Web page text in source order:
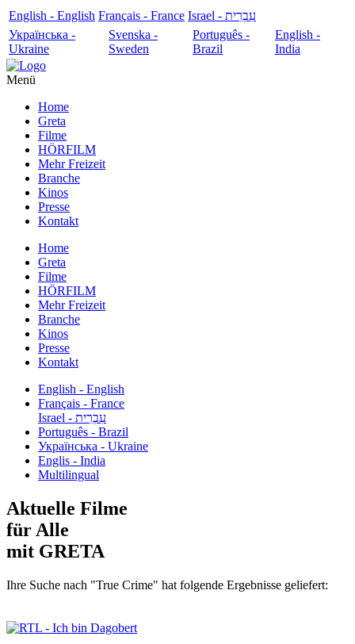
English - English Français - France
עִבְרִית - Israel
Українська -
Ukraine
Svenska -
Sweden
Português -
Brazil
English -
India
Menü
Home
Greta
Filme
HÖRFILM
Mehr Freizeit
Branche
Kinos
Presse
Kontakt
Home
Greta
Filme
HÖRFILM
Mehr Freizeit
Branche
Kinos
Presse
Kontakt
English - English
Français - France
עִבְרִית - Israel
Português - Brazil
Українська - Ukraine
Englis - India
Multilingual
Aktuelle Filme
für Alle
mit GRETA
Ihre Suche nach "True Crime" hat folgende Ergebnisse geliefert: